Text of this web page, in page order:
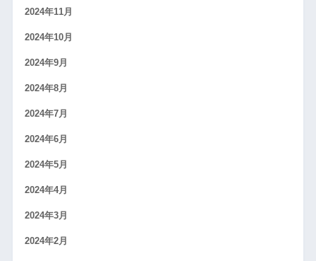
2024年11月
2024年10月
2024年9月
2024年8月
2024年7月
2024年6月
2024年5月
2024年4月
2024年3月
2024年2月